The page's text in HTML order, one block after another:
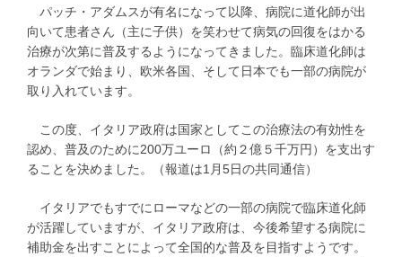
パッチ・アダムスが有名になって以降、病院に道化師が出
向いて患者さん（主に子供）を笑わせて病気の回復をはかる
治療が次第に普及するようになってきました。臨床道化師は
オランダで始まり、欧米各国、そして日本でも一部の病院が
取り入れています。
この度、イタリア政府は国家としてこの治療法の有効性を
認め、普及のために200万ユーロ（約２億５千万円）を支出す
ることを決めました。（報道は1月5日の共同通信）
イタリアでもすでにローマなどの一部の病院で臨床道化師
が活躍していますが、イタリア政府は、今後希望する病院に
補助金を出すことによって全国的な普及を目指すようです。